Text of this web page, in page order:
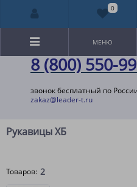
8 (800) 550-
звонок бесплатный по
zakaz@leader-t.ru
МЕНЮ
Рукавицы ХБ
Товаров: 2
0